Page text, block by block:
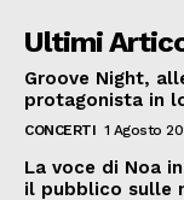
Ultimi
Groove Night,
protagonista in
CONCERTI 1 Agosto
La voce di Noa
il pubblico sulle